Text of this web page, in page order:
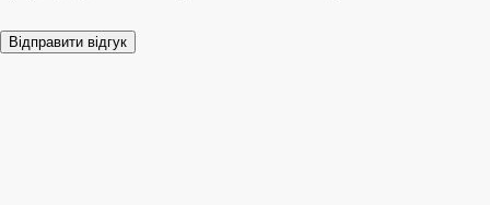
Відправити відгук